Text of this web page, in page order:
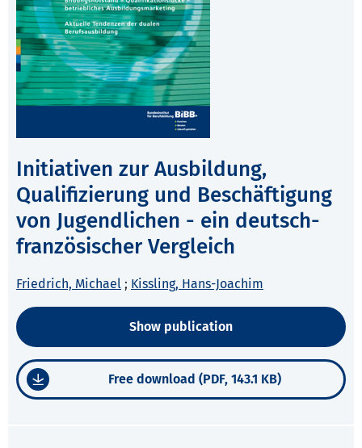
Initiativen zur Ausbildung,
Qualifizierung und Beschäftigung
von Jugendlichen - ein deutsch-
französischer Vergleich
Friedrich, Michael ; Kissling, Hans-Joachim
Show publication
Free download (PDF, 143.1 KB)